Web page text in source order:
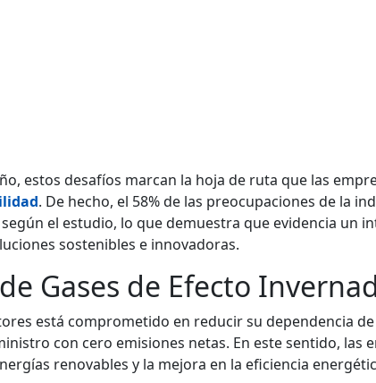
estos desafíos marcan la hoja de ruta que las
. De hecho, el 58% de las preocupaciones de la
el estudio, lo que demuestra que evidencia un
sostenibles e innovadoras.
Gases de Efecto
está comprometido en reducir su dependencia
con cero emisiones netas. En este sentido, las
renovables y la mejora en la eficiencia